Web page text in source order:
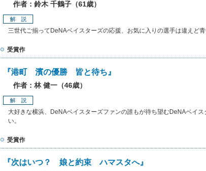
作者：鈴木 千鶴子（61歳）
解 説
三世代ご揃ってDeNAベイスターズの応援、お気に入りの選手は違えど青
受賞作
『港町 濱の優勝 皆と待ち』
作者：林 健一（46歳）
解 説
大好きな横浜、DeNAベイスターズファンの誰もが待ち望むDeNAベイ
い。
受賞作
『次はいつ？ 娘と約束 ハマスタへ』